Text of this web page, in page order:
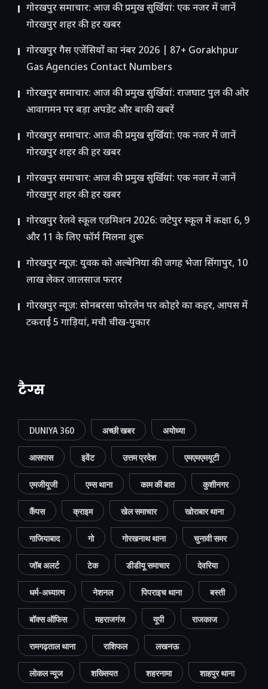
गोरखपुर समाचार: आज की प्रमुख सुर्खियां: एक नजर में जानें
गोरखपुर शहर की हर खबर
गोरखपुर गैस एजेंसियों का नंबर 2026 | 87+ Gorakhpur
Gas Agencies Contact Numbers
गोरखपुर समाचार: आज की प्रमुख सुर्खियां: राजघाट पुल की ओर
आवागमन पर बड़ा अपडेट और बाकी खबरें
गोरखपुर समाचार: आज की प्रमुख सुर्खियां: एक नजर में जानें
गोरखपुर शहर की हर खबर
गोरखपुर समाचार: आज की प्रमुख सुर्खियां: एक नजर में जानें
गोरखपुर शहर की हर खबर
गोरखपुर रेलवे स्कूल एडमिशन 2026: जटेपुर स्कूल में कक्षा 6, 9
और 11 के लिए फॉर्म मिलना शुरू
गोरखपुर न्यूज़: युवक को अल्बेनिया की जगह भेजा सिंगापुर, 10
लाख लेकर जालसाज फरार
गोरखपुर न्यूज़: सोनबरसा फोरलेन पर कोहरे का कहर, आपस में
टकराईं 5 गाड़ियां, मची चीख-पुकार
टैग्स
DUNIYA 360 अच्छी खबर अयोध्या
आसपास इवेंट उत्तम प्रदेश एमएमएमयूटी
एमजीयूजी एम्स थाना काम की बात कुशीनगर
कैंपस क्राइम खेल समाचार खोराबार थाना
गाजियाबाद गो गोरखनाथ थाना चुनावी समर
जॉब अलर्ट टेक डीडीयू समाचार देवरिया
धर्म-अध्यात्म नेशनल पिपराइच थाना बस्ती
बॉक्स ऑफिस महराजगंज यूपी राजकाज
रामगढ़ताल थाना राशिफल लखनऊ
लोकल न्यूज शख्सियत शहरनामा शाहपुर थाना